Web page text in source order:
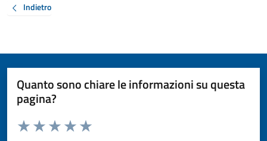
Indietro
Quanto sono chiare le informazioni su questa
pagina?
Valuta da 1 a 5 stelle la pagina